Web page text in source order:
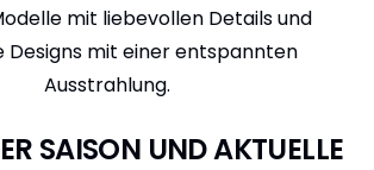
mit liebevollen Details und
Designs mit einer entspannten
Ausstrahlung.
SAISON UND AKTUELLE